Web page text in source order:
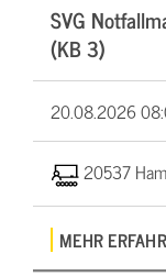
SVG
(KB 3)
20.08.2026
20537
MEHR